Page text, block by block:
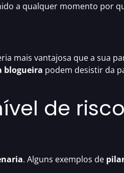
a qualquer momento por
mais vantajosa que a sua
blogueira podem desistir da
de risco
. Alguns exemplos de